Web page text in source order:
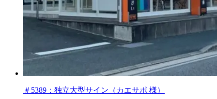
＃5389：独立大型サイン（カエサポ 様）